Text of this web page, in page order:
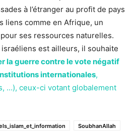
à l’étranger au profit de pays
liens comme en Afrique, un
ses ressources naturelles.
est ailleurs, il souhaite
la guerre contre le vote négatif
internationales,
…), ceux-ci votant globalement
SoubhanAllah